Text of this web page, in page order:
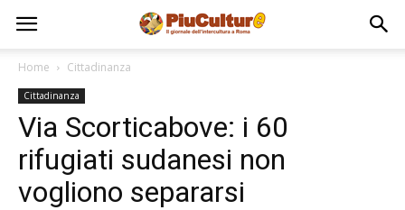
Home Cittadinanza
Cittadinanza
Via Scorticabove: i 60
rifugiati sudanesi non
vogliono separarsi